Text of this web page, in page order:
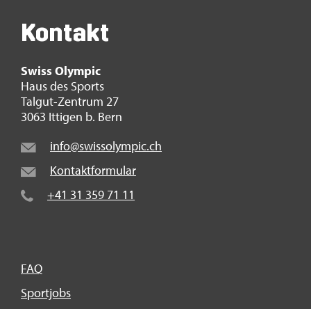
Kon­takt
Swiss Olym­pic
Haus des Sports
Tal­gut-Zen­trum 27
3063 It­ti­gen b. Bern
info@​swi​ssol​ympi​c.​ch
Kon­takt­for­mu­lar
+41 31 359 71 11
FAQ
Sport­jobs